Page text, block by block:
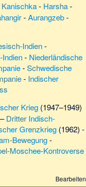
Kanischka- Harsha-
-Aurangzeb-
Indien-
Indien- Niederländische
-Schwedische
- Indischer
Krieg(1947–1949)
Dritter Indisch-
Grenzkrieg(1962) -
Bewegung-
Moschee-Kontroverse
Bearbeiten